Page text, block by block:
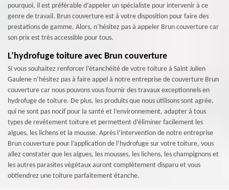
pourquoi, il est préférable d’appeler un spécialiste pour intervenir à ce
genre de travail. Brun couverture est à votre disposition pour faire des
prestations de gamme. Alors, n’hésitez pas à appeler Brun couverture car
son prix est très accessible pour tous.
L’hydrofuge toiture avec Brun couverture
Si vous souhaitez renforcer l’étanchéité de votre toiture à Saint Julien
Gaulene n’hésitez pas à faire appel à notre entreprise de couverture Brun
couverture car nous pouvons vous fournir des travaux exceptionnels en
hydrofuge de toiture. De plus, les produits que nous utilisons sont agrée,
qui ne sont pas nocif pour la santé et l’environnement, adapter à tous
types de revêtement toiture et permettent d’éliminer facilement les
algues, les lichens et la mousse. Après l’intervention de notre entreprise
Brun couverture pour l’application de l’hydrofuge sur votre toiture, vous
allez constater que les algues, les mousses, les lichens, les champignons et
les autres parasites végétaux auront complètement disparu et vous
obtiendrez une toiture parfaitement étanche.